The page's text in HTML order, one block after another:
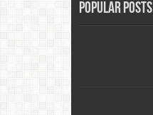
Popular Posts